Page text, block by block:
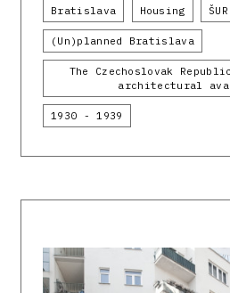
Bratislava Housing ŠUR
(Un)planned Bratislava
The Czechoslovak
architectural
1930 - 1939